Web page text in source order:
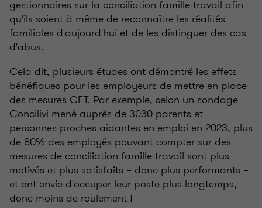
gestionnaires sur la conciliation famille-travail afin
qu'ils soient à même de reconnaître les réalités
familiales d'aujourd'hui et de les distinguer des cas
d'abus.
Cela dit, plusieurs études ont démontré les effets
bénéfiques pour les employeurs de mettre en place
des mesures CFT. Par exemple, selon un sondage
Concilivi mené auprès de 3030 parents et
personnes proches aidantes en emploi en 2023, plus
de 80% des employés pouvant compter sur des
mesures de conciliation famille-travail sont plus
motivés et plus satisfaits – donc plus performants –
et ont envie d'occuper leur poste plus longtemps,
donc moins de roulement !